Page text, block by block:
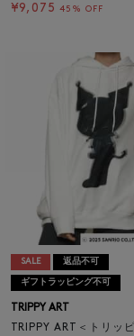
¥9,075 45% OFF
SALE 返品不可
ギフトラッピング不可
TRIPPY ART
TRIPPY ART＜トリッ